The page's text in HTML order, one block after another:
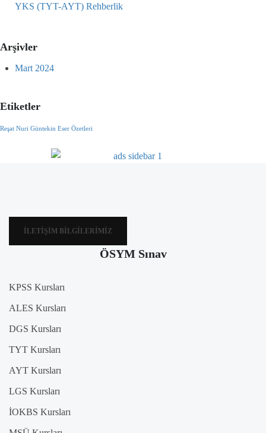
YKS (TYT-AYT) Rehberlik
Arşivler
Mart 2024
Etiketler
Reşat Nuri Güntekin Eser Özetleri
İLETIŞIM BILGILERIMIZ
ÖSYM Sınav
KPSS Kursları
ALES Kursları
DGS Kursları
TYT Kursları
AYT Kursları
LGS Kursları
İOKBS Kursları